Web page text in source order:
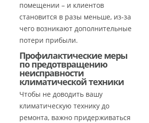
помещении – и клиентов
становится в разы меньше, из-за
чего возникают дополнительные
потери прибыли.
Профилактические меры
по предотвращению
неисправности
климатической техники
Чтобы не доводить вашу
климатическую технику до
ремонта, важно придерживаться